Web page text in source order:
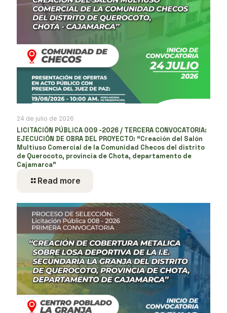
24 de julio de 2026
LICITACIÓN PÚBLICA 009 -2026 / TERCERA CONVOCATORIA:
EJECUCIÓN DE OBRA DEL PROYECTO: “Creación del Salón
Multiuso Comercial de la Comunidad Checos del distrito
de Querocoto, provincia de Chota, departamento de
Cajamarca”
Read more